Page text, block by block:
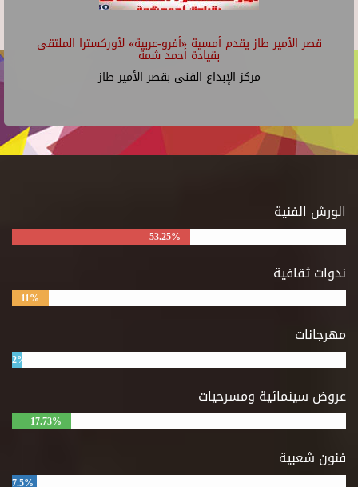
قصر الأمير طاز يقدم أمسية «أفرو-عربية» لأوركسترا الملتقى
بقيادة أحمد شمة
مركز الإبداع الفنى بقصر الأمير طاز
الورش الفنية
53.25%
ندوات ثقافية
11%
مهرجانات
2%
عروض سينمائية ومسرحيات
17.73%
فنون شعبية
7.5%